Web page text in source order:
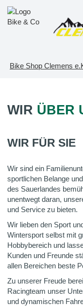
Bike Shop Clemens
WIR ÜBER
WIR FÜR SIE
Wir sind ein
sportlichen Belange
des Sauerlandes
unentwegt daran,
und Service zu bieten.
Wir lieben den Sport
Wintersport selbst mit
Hobbybereich und
Kunden und Freunde
allen Bereichen beste
Zu unserer Freude
Racingteam unser
und dynamischen